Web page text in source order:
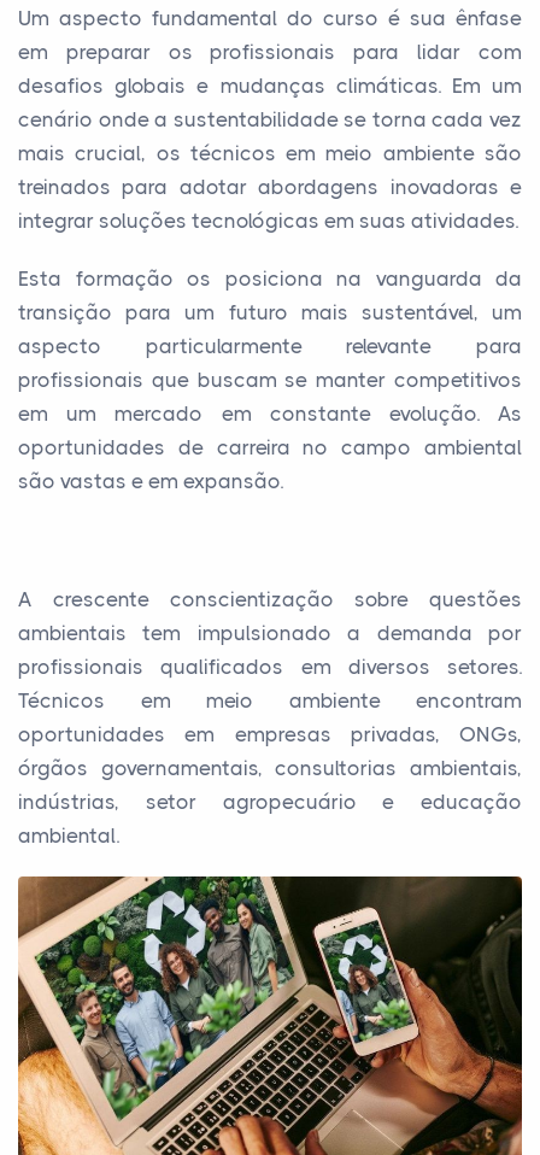
Um aspecto fundamental do curso é sua ênfase
em preparar os profissionais para lidar com
desafios globais e mudanças climáticas. Em um
cenário onde a sustentabilidade se torna cada vez
mais crucial, os técnicos em meio ambiente são
treinados para adotar abordagens inovadoras e
integrar soluções tecnológicas em suas atividades.
Esta formação os posiciona na vanguarda da
transição para um futuro mais sustentável, um
aspecto particularmente relevante para
profissionais que buscam se manter competitivos
em um mercado em constante evolução. As
oportunidades de carreira no campo ambiental
são vastas e em expansão.
A crescente conscientização sobre questões
ambientais tem impulsionado a demanda por
profissionais qualificados em diversos setores.
Técnicos em meio ambiente encontram
oportunidades em empresas privadas, ONGs,
órgãos governamentais, consultorias ambientais,
indústrias, setor agropecuário e educação
ambiental.